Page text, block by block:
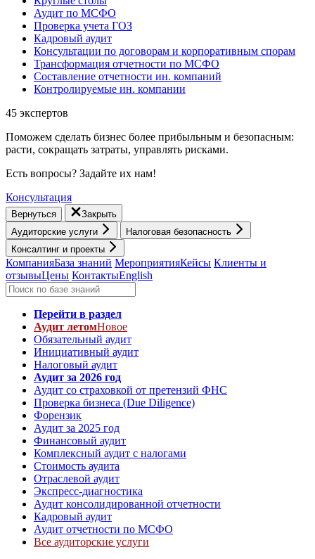
Аудит по МСФО
Проверка учета ГОЗ
Кадровый аудит
Консультации по договорам и корпоративным спорам
Трансформация отчетности по МСФО
Составление отчетности ин. компаний
Контролируемые ин. компании
45 экспертов
Поможем сделать бизнес более прибыльным и безопасным:
расти, cокращать затраты, управлять рисками.
Есть вопросы? Задайте их нам!
Консультация
Вернуться
Закрыть
Аудиторские услуги
Налоговая безопасность
Консалтинг и проекты
КомпанияБаза знаний МероприятияКейсы Клиенты и
отзывыЦены КонтактыEnglish
Перейти в раздел
Аудит летомНовое
Обязательный аудит
Инициативный аудит
Налоговый аудит
Аудит за 2026 год
Аудит со страховкой от претензий ФНС
Проверка бизнеса (Due Diligence)
Форензик
Аудит за 2025 год
Финансовый аудит
Комплексный аудит с налогами
Стоимость аудита
Отраслевой аудит
Экспресс-диагностика
Аудит консолидированной отчетности
Кадровый аудит
Аудит отчетности по МСФО
Все аудиторские услуги